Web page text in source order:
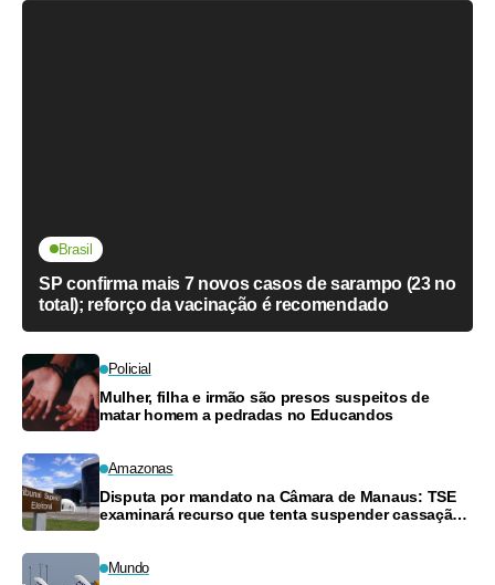
Brasil
SP confirma mais 7 novos casos de sarampo (23 no
total); reforço da vacinação é recomendado
Policial
Mulher, filha e irmão são presos suspeitos de
matar homem a pedradas no Educandos
Amazonas
Disputa por mandato na Câmara de Manaus: TSE
examinará recurso que tenta suspender cassação
Mundo